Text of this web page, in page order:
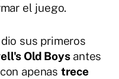
el juego.
sus primeros
Old Boysantes
apenas trece